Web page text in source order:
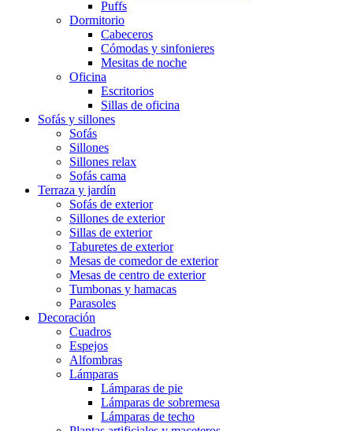
Puffs
Dormitorio
Cabeceros
Cómodas y sinfonieres
Mesitas de noche
Oficina
Escritorios
Sillas de oficina
Sofás y sillones
Sofás
Sillones
Sillones relax
Sofás cama
Terraza y jardín
Sofás de exterior
Sillones de exterior
Sillas de exterior
Taburetes de exterior
Mesas de comedor de exterior
Mesas de centro de exterior
Tumbonas y hamacas
Parasoles
Decoración
Cuadros
Espejos
Alfombras
Lámparas
Lámparas de pie
Lámparas de sobremesa
Lámparas de techo